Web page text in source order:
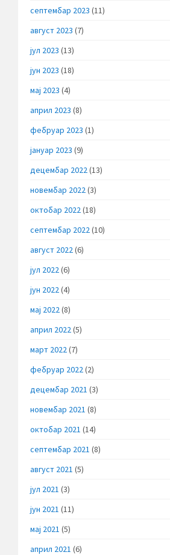
септембар 2023 (11)
август 2023 (7)
јул 2023 (13)
јун 2023 (18)
мај 2023 (4)
април 2023 (8)
фебруар 2023 (1)
јануар 2023 (9)
децембар 2022(13)
новембар 2022(3)
октобар 2022(18)
септембар 2022(10)
август 2022(6)
јул 2022(6)
јун 2022(4)
мај 2022(8)
април 2022(5)
март 2022(7)
фебруар 2022(2)
децембар 2021 (3)
новембар 2021 (8)
октобар 2021 (14)
септембар 2021 (8)
август 2021 (5)
јул 2021 (3)
јун 2021 (11)
мај 2021 (5)
април 2021 (6)